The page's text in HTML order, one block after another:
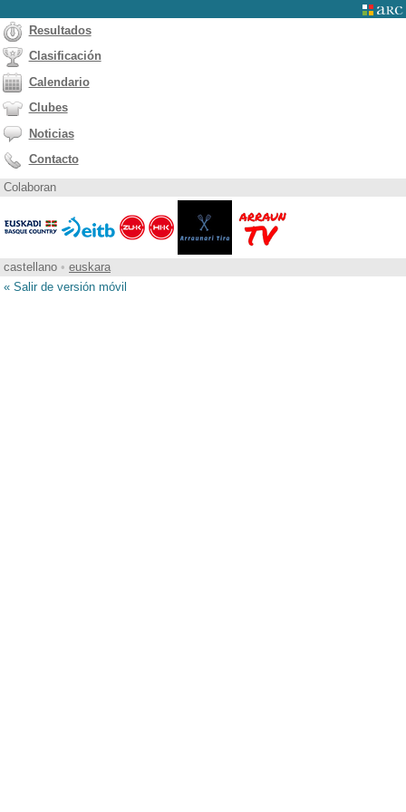
Resultados
Clasificación
Calendario
Clubes
Noticias
Contacto
Colaboran
castellano • euskara
« Salir de versión móvil